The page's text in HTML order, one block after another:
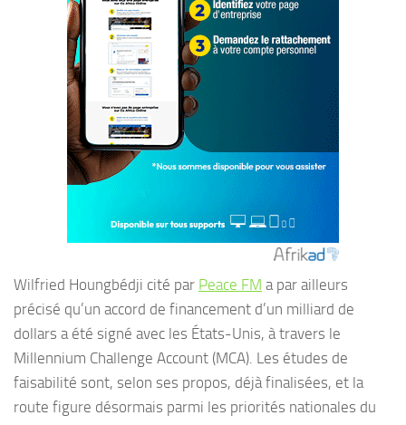
Wilfried Houngbédji cité par Peace FM a par ailleurs
précisé qu’un accord de financement d’un milliard de
dollars a été signé avec les États-Unis, à travers le
Millennium Challenge Account (MCA). Les études de
faisabilité sont, selon ses propos, déjà finalisées, et la
route figure désormais parmi les priorités nationales du